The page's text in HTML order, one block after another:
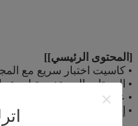
[المحتوى الرئيسي]]
• كاسيت اختبار سريع مع
• البيبيتات المستخدمة لمرة
• عازل
• إشعار العبوة